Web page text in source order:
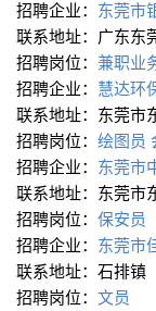
招聘企业： 东莞市
联系地址：广东东
招聘岗位： 兼职业
招聘企业： 慧达环
联系地址：东莞市
招聘岗位： 绘图员
招聘企业： 东莞市
联系地址：东莞市
招聘岗位： 保安员
招聘企业： 东莞市
联系地址：石排镇
招聘岗位： 文员